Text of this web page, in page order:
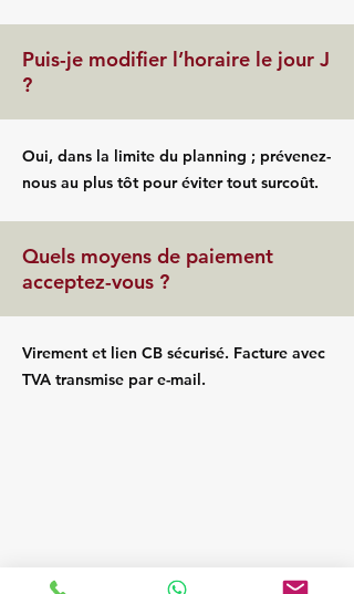
Puis-je modifier l’horaire le jour J
?
Oui, dans la limite du planning ; prévenez-
nous au plus tôt pour éviter tout surcoût.
Quels moyens de paiement
acceptez-vous ?
Virement et lien CB sécurisé. Facture avec
TVA transmise par e-mail.